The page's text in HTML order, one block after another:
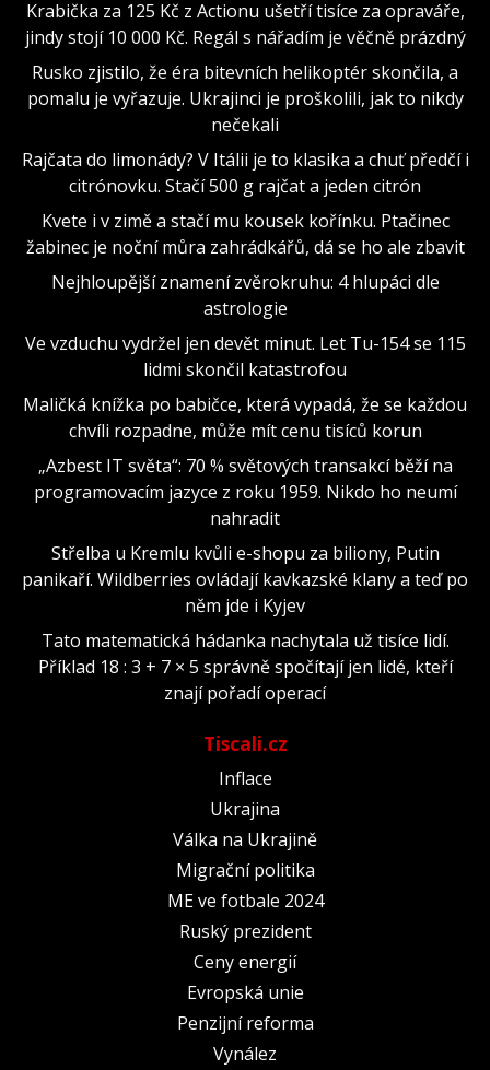
Krabička za 125 Kč z Actionu ušetří tisíce za opraváře,
jindy stojí 10 000 Kč. Regál s nářadím je věčně prázdný
Rusko zjistilo, že éra bitevních helikoptér skončila, a
pomalu je vyřazuje. Ukrajinci je proškolili, jak to nikdy
nečekali
Rajčata do limonády? V Itálii je to klasika a chuť předčí i
citrónovku. Stačí 500 g rajčat a jeden citrón
Kvete i v zimě a stačí mu kousek kořínku. Ptačinec
žabinec je noční můra zahrádkářů, dá se ho ale zbavit
Nejhloupější znamení zvěrokruhu: 4 hlupáci dle
astrologie
Ve vzduchu vydržel jen devět minut. Let Tu-154 se 115
lidmi skončil katastrofou
Maličká knížka po babičce, která vypadá, že se každou
chvíli rozpadne, může mít cenu tisíců korun
„Azbest IT světa“: 70 % světových transakcí běží na
programovacím jazyce z roku 1959. Nikdo ho neumí
nahradit
Střelba u Kremlu kvůli e-shopu za biliony, Putin
panikaří. Wildberries ovládají kavkazské klany a teď po
něm jde i Kyjev
Tato matematická hádanka nachytala už tisíce lidí.
Příklad 18 : 3 + 7 × 5 správně spočítají jen lidé, kteří
znají pořadí operací
Tiscali.cz
Inflace
Ukrajina
Válka na Ukrajině
Migrační politika
ME ve fotbale 2024
Ruský prezident
Ceny energií
Evropská unie
Penzijní reforma
Vynález